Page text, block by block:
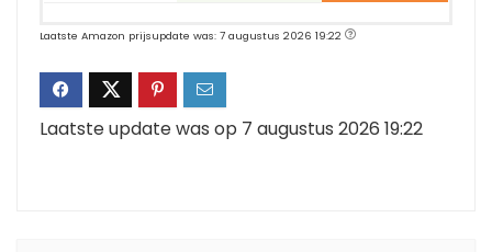
Laatste Amazon prijsupdate was: 7 augustus 2026 19:22
Laatste update was op 7 augustus 2026 19:22